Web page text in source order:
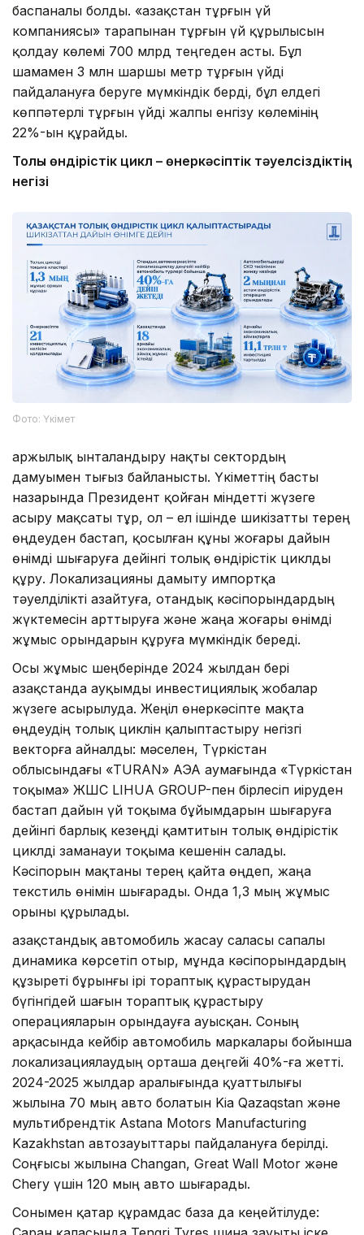
баспаналы болды. «Қазақстан тұрғын үй
компаниясы» тарапынан тұрғын үй құрылысын
қолдау көлемі 700 млрд теңгеден асты. Бұл
шамамен 3 млн шаршы метр тұрғын үйді
пайдалануға беруге мүмкіндік берді, бұл елдегі
көппәтерлі тұрғын үйді жалпы енгізу көлемінің
22%-ын құрайды.
Толық өндірістік цикл – өнеркәсіптік тәуелсіздіктің
негізі
Фото: Үкімет
Қаржылық ынталандыру нақты сектордың
дамуымен тығыз байланысты. Үкіметтің басты
назарында Президент қойған міндетті жүзеге
асыру мақсаты тұр, ол – ел ішінде шикізатты терең
өңдеуден бастап, қосылған құны жоғары дайын
өнімді шығаруға дейінгі толық өндірістік циклды
құру. Локализацияны дамыту импортқа
тәуелділікті азайтуға, отандық кәсіпорындардың
жүктемесін арттыруға және жаңа жоғары өнімді
жұмыс орындарын құруға мүмкіндік береді.
Осы жұмыс шеңберінде 2024 жылдан бері
Қазақстанда ауқымды инвестициялық жобалар
жүзеге асырылуда. Жеңіл өнеркәсіпте мақта
өңдеудің толық циклін қалыптастыру негізгі
векторға айналды: мәселен, Түркістан
облысындағы «TURAN» АЭА аумағында «Түркістан
тоқыма» ЖШС LIHUA GROUP-пен бірлесіп иіруден
бастап дайын үй тоқыма бұйымдарын шығаруға
дейінгі барлық кезеңді қамтитын толық өндірістік
циклді заманауи тоқыма кешенін салады.
Кәсіпорын мақтаны терең қайта өңдеп, жаңа
текстиль өнімін шығарады. Онда 1,3 мың жұмыс
орыны құрылады.
Қазақстандық автомобиль жасау саласы сапалы
динамика көрсетіп отыр, мұнда кәсіпорындардың
құзыреті бұрынғы ірі тораптық құрастырудан
бүгінгідей шағын тораптық құрастыру
операцияларын орындауға ауысқан. Соның
арқасында кейбір автомобиль маркалары бойынша
локализациялаудың орташа деңгейі 40%-ға жетті.
2024-2025 жылдар аралығында қуаттылығы
жылына 70 мың авто болатын Kia Qazaqstan және
мультибрендтік Astana Motors Manufacturing
Kazakhstan автозауыттары пайдалануға берілді.
Соңғысы жылына Changan, Great Wall Motor және
Chery үшін 120 мың авто шығарады.
Сонымен қатар құрамдас база да кеңейтілуде: